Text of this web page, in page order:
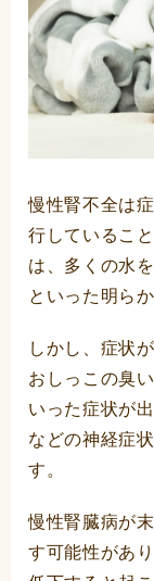
慢性腎不全は
行しているこ
は、多くの水
といった明ら
しかし、症状
おしっこの臭
いった症状が
などの神経症
す。
慢性腎臓病が
す可能性があ